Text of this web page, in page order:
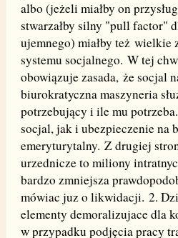
albo (jeżeli miałby on
stwarzałby silny "pull factor"
ujemnego) miałby też
systemu socjalnego. W tej
obowiązuje zasada, że socjal
biurokratyczna maszyneria
potrzebujący i ile mu
socjal, jak i ubezpieczenie na
emeryturytalny. Z drugiej
urzednicze to miliony
bardzo zmniejsza
mówiac juz o likwidacji. 2.
elementy demoralizujace dla
w przypadku podjęcia pracy